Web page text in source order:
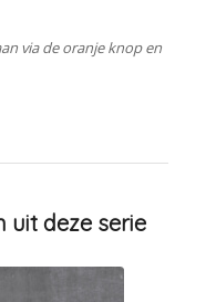
via de oranje knop en
uit deze serie